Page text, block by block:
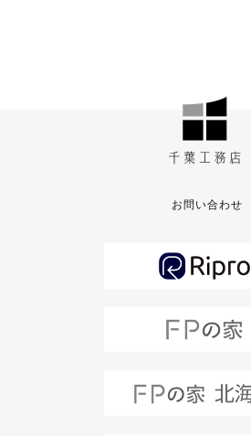
お問い合わせ